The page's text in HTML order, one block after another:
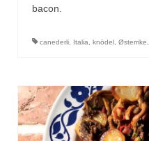
bacon.
canederli Italia knödel Østerrike